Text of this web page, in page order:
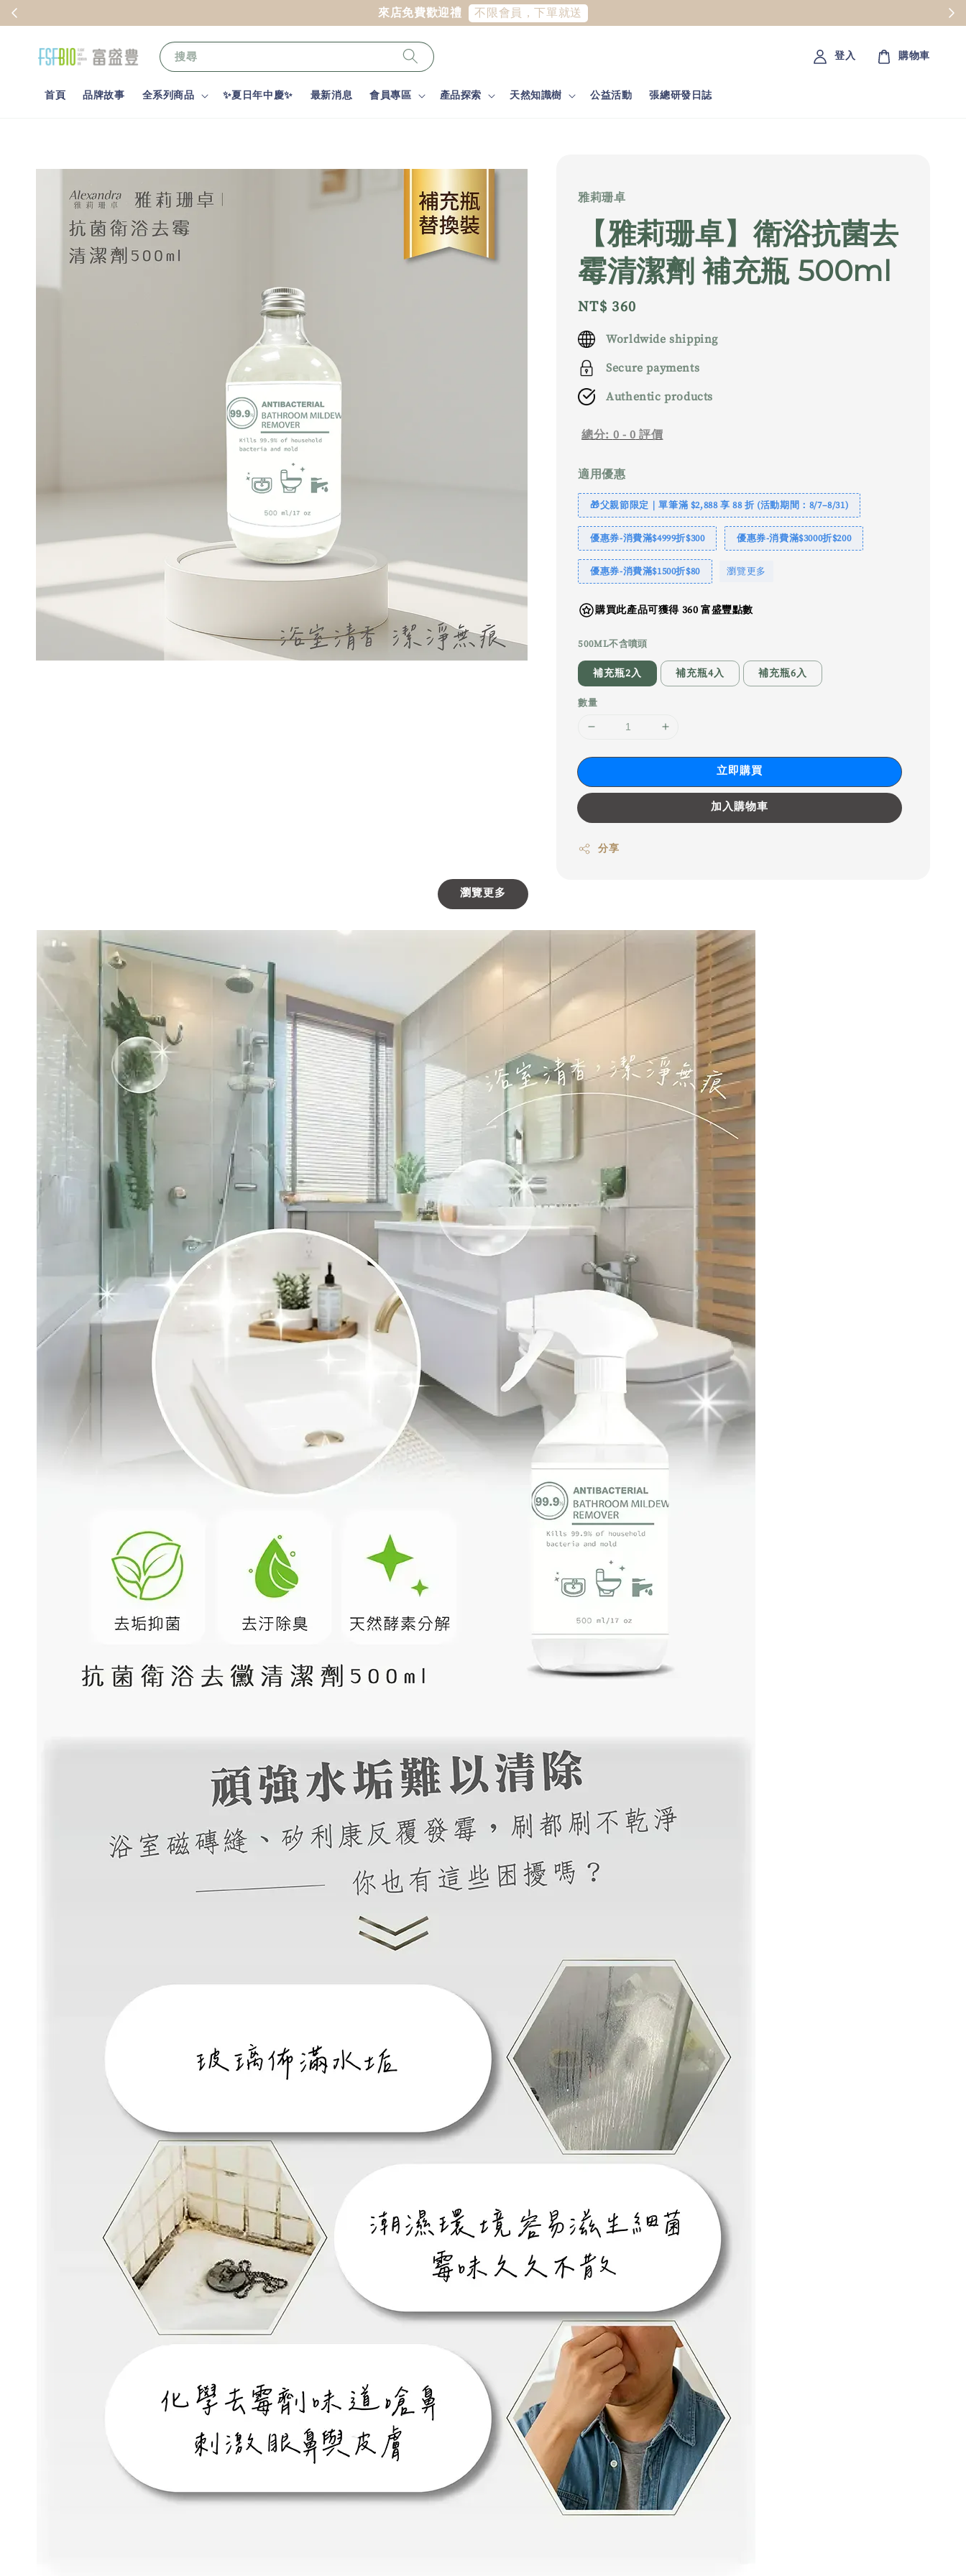
來店免費歡迎禮 不限會員，下單就送
搜尋
首頁 品牌故事 全系列商品 ✨夏日年中慶✨ 最新消息 會員專區 產品探索 天然知識樹 公益活動 張總研發日誌
登入 購物車
雅莉珊卓
【雅莉珊卓】衛浴抗菌去
霉清潔劑 補充瓶 500ml
Regular
price
NT$ 360
Worldwide shipping
Secure payments
Authentic products
總分: 0 -0 評價
適用優惠
🎁父親節限定｜單筆滿 $2,888 享 88 折 (活動期間：8/7–8/31)
優惠券-消費滿$4999折$300 優惠券-消費滿$3000折$200
優惠券-消費滿$1500折$80 瀏覽更多
購買此產品可獲得 360 富盛豐點數
500ML不含噴頭
補充瓶2入 補充瓶4入 補充瓶6入
數量
立即購買
加入購物車
分享
瀏覽更多